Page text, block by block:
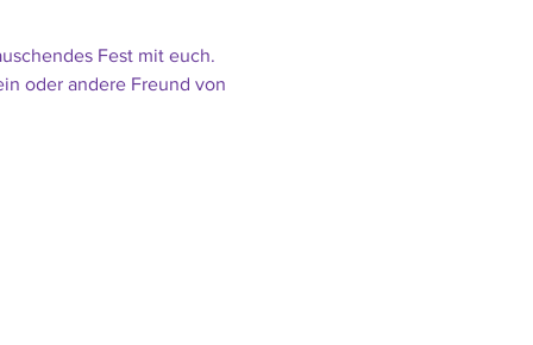
Fest mit euch.
oder andere Freund von